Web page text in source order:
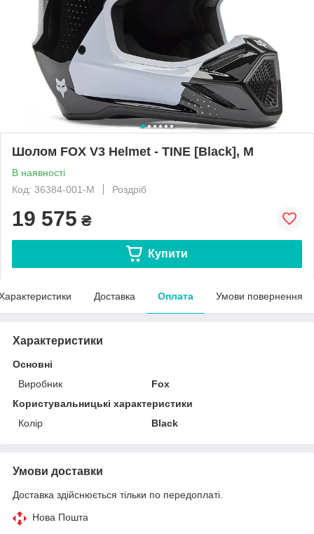
Шолом FOX V3 Helmet - TINE [Black], M
В наявності
Код: 36384-001-M
Роздріб
19 575 ₴
Купити
Доставка Оплата Умови повернення
Характеристики
Основні
Виробник
Fox
Користувальницькі характеристики
Колір
Black
Умови доставки
Доставка здійснюється тільки по передоплаті.
Нова Пошта